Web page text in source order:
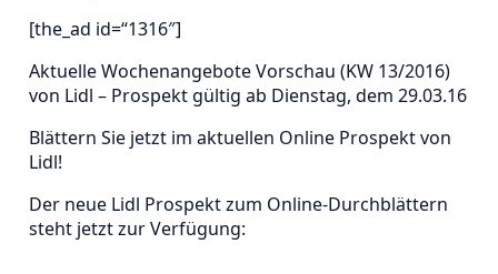
[the_ad id=“1316″]
Aktuelle Wochenangebote Vorschau (KW 13/2016)
von Lidl – Prospekt gültig ab Dienstag, dem 29.03.16
Blättern Sie jetzt im aktuellen Online Prospekt von
Lidl!
Der neue Lidl Prospekt zum Online-Durchblättern
steht jetzt zur Verfügung: